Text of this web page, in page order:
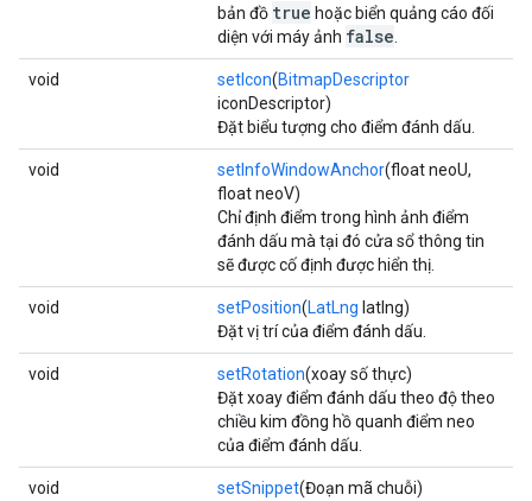
bản đồ true hoặc biển quảng cáo đối
diện với máy ảnh false
void setIcon(BitmapDescriptor
iconDescriptor)
Đặt biểu tượng cho điểm đánh dấu.
void setInfoWindowAnchor(float neoU,
float neoV)
Chỉ định điểm trong hình ảnh điểm
đánh dấu mà tại đó cửa sổ thông tin
sẽ được cố định được hiển thị.
void setPosition(LatLng latlng)
Đặt vị trí của điểm đánh dấu.
void setRotation(xoay số thực)
Đặt xoay điểm đánh dấu theo độ theo
chiều kim đồng hồ quanh điểm neo
của điểm đánh dấu.
void setSnippet(Đoạn mã chuỗi)